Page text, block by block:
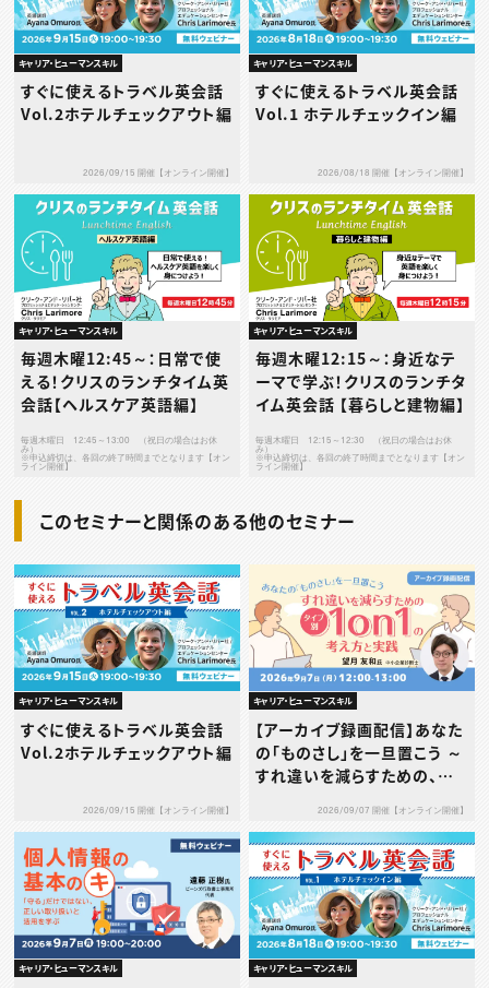
キャリア・ヒューマンスキル
すぐに使えるトラベル英会話
Vol.2ホテルチェックアウト編
2026/09/15 開催【オンライン開催】
キャリア・ヒューマンスキル
すぐに使えるトラベル英会話
Vol.1 ホテルチェックイン編
2026/08/18 開催【オンライン開催】
キャリア・ヒューマンスキル
毎週木曜12:45～：日常で使
える！クリスのランチタイム英
会話【ヘルスケア英語編】
毎週木曜日 12:45～13:00 （祝日の場合はお休
み）
※申込締切は、各回の終了時間までとなります【オン
ライン開催】
キャリア・ヒューマンスキル
毎週木曜12:15～：身近なテ
ーマで学ぶ！クリスのランチタ
イム英会話 【暮らしと建物編】
毎週木曜日 12:15～12:30 （祝日の場合はお休
み）
※申込締切は、各回の終了時間までとなります【オン
ライン開催】
このセミナーと関係のある他のセミナー
キャリア・ヒューマンスキル
すぐに使えるトラベル英会話
Vol.2ホテルチェックアウト編
2026/09/15 開催【オンライン開催】
キャリア・ヒューマンスキル
【アーカイブ録画配信】あなた
の「ものさし」を一旦置こう ～
すれ違いを減らすための、タ
2026/09/07 開催【オンライン開催】
キャリア・ヒューマンスキル キャリア・ヒューマンスキル